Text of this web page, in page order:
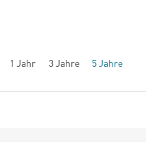
1 Jahr 3 Jahre 5 Jahre